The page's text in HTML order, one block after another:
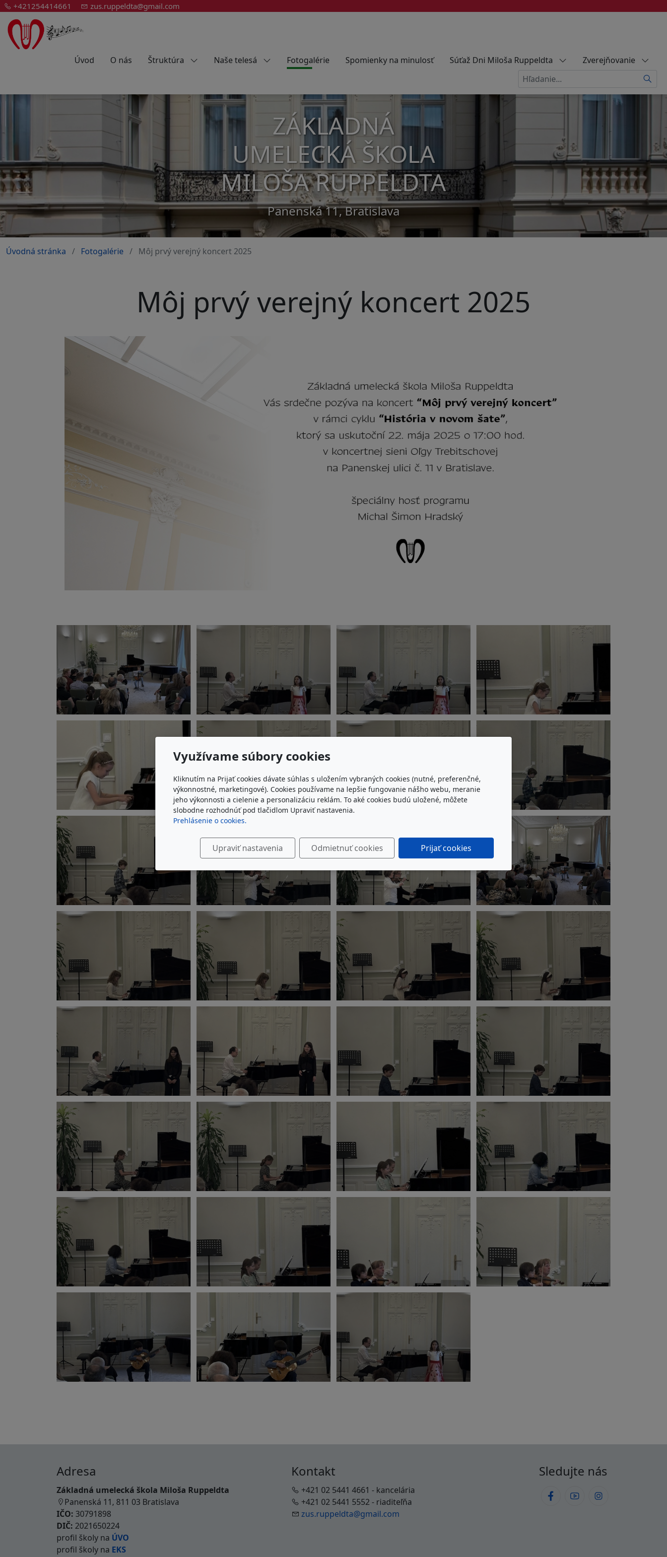
+421254414661 zus.ruppeldta@gmail.com
Úvod O nás Štruktúra Naše telesá Fotogalérie Spomienky na minulosť Súťaž Dni Miloša Ruppeldta
Zverejňovanie
Hľadať
ZÁKLADNÁ
UMELECKÁ ŠKOLA
MILOŠA RUPPELDTA
Panenská 11, Bratislava
Úvodná stránka Fotogalérie Môj prvý verejný koncert 2025
Môj prvý verejný koncert 2025
Adresa
Základná umelecká škola Miloša Ruppeldta
Panenská 11, 811 03 Bratislava
IČO: 30791898
DIČ: 2021650224
profil školy na ÚVO
profil školy na EKS
Kontakt
+421 02 5441 4661 - kancelária
+421 02 5441 5552 - riaditeľňa
zus.ruppeldta@gmail.com
Sledujte nás
Využívame súbory cookies
Kliknutím na Prijať cookies dávate súhlas s uložením vybraných cookies (nutné, preferenčné,
výkonnostné, marketingové). Cookies používame na lepšie fungovanie nášho webu, meranie
jeho výkonnosti a cielenie a personalizáciu reklám. To aké cookies budú uložené, môžete
slobodne rozhodnúť pod tlačidlom Upraviť nastavenia.
Prehlásenie o cookies.
Upraviť nastavenia Odmietnuť cookies Prijať cookies